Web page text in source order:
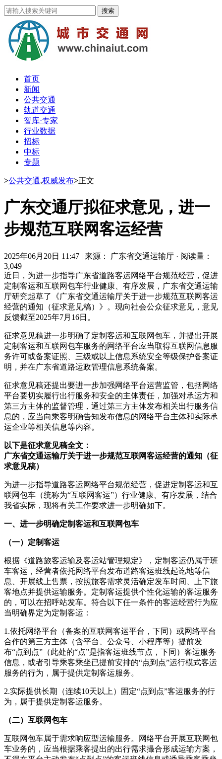
首页
新闻
公共交通
轨道交通
智库·专家
行业数据
招标
中标
专题
>公共交通,权威发布>正文
广东交通厅拟征求意见，进一
步规范互联网客运经营
2025年06月20日 11:47 | 来源： 广东省交通运输厅 · 阅读量：
3,049
近日，为进一步指导广东省道路客运网络平台规范经营，促进
定制客运和互联网包车行业健康、有序发展，广东省交通运输
厅研究起草了《广东省交通运输厅关于进一步规范互联网客运
经营的通知（征求意见稿）》。现向社会公众征求意见，意见
反馈截至2025年7月16日。
征求意见稿进一步明确了定制客运和互联网包车，并提出开展
定制客运和互联网包车服务的网络平台应当取得互联网信息服
务许可或备案证照、三级或以上信息系统安全等级保护备案证
明，并在广东省道路运政管理信息系统备案。
征求意见稿还提出要进一步加强网络平台运营监管，包括网络
平台要切实履行出行服务和安全的主体责任，加强对承运方和
第三方主体的监督管理，通过第三方主体发布相关出行服务信
息的，应当向乘客明确告知发布信息的网络平台主体和实际承
运企业等相关信息等内容。
以下是征求意见稿全文：
广东省交通运输厅关于进一步规范互联网客运经营的通知（征
求意见稿）
为进一步指导道路客运网络平台规范经营，促进定制客运和互
联网包车（统称为“互联网客运”）行业健康、有序发展，结合
我省实际，现将有关工作要求进一步明确如下。
一、进一步明确定制客运和互联网包车
（一）定制客运
根据《道路旅客运输及客运站管理规定》，定制客运仍属于班
车客运，经营者依托网络平台发布道路客运班线起讫地等信
息、开展线上售票，按照旅客需求灵活确定发车时间、上下旅
客地点并提供运输服务。定制客运提供个性化运输的客运服务
的，可以在招呼站发车。符合以下任一条件的客运经营行为应
当明确界定为定制客运：
1.依托网络平台（备案的互联网客运平台，下同）或网络平台
合作的第三方主体（含平台、公众号、小程序等）提前发
布“点到点”（此处的“点”是指客运班线节点，下同）客运服务
信息，或者引导乘客乘坐已提前安排的“点到点”运行模式客运
服务的行为，属于提供定制客运服务。
2.实际提供长期（连续10天以上）固定“点到点”客运服务的行
为，属于提供定制客运服务。
（二）互联网包车
互联网包车属于需求响应型运输服务。网络平台开展互联网包
车业务的，应当根据乘客提出的出行需求撮合形成运输方案，